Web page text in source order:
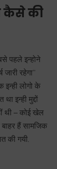
कैसे की
पहले इन्होने
रहेगा”
इन्ही लोगो के
इन्ही मुद्दों
थी – कोई खेल
बाहर हैं सामजिक
की गयी.